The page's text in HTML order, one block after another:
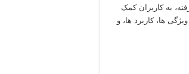
به کاربران کمک
ها، کاربرد ها، و